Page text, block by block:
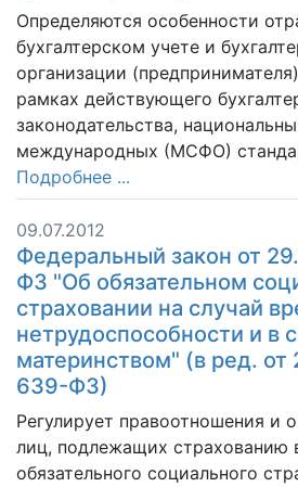
Определяются особенности
бухгалтерском учете и
организации
рамках действующего
законодательства,
международных (МСФО)
Подробнее ...
09.07.2012
Федеральный закон от
ФЗ "Об обязательном
страховании на случай
нетрудоспособности и в
материнством" (в ред.
639-ФЗ)
Регулирует правоотношения и
лиц, подлежащих страхованию
обязательного социального